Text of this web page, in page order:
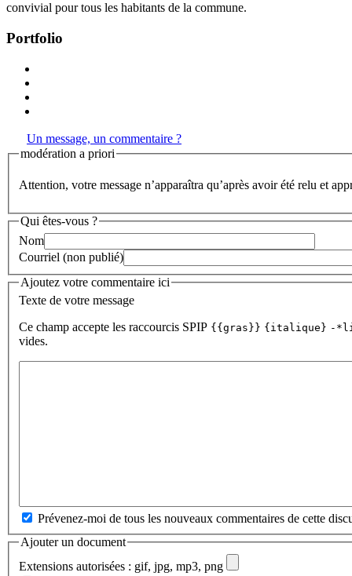
convivial pour tous les habitants de la commune.
Portfolio
Un message, un commentaire ?
modération a priori
Attention, votre message n’apparaîtra qu’après avoir été relu et
Qui êtes-vous ?
Nom
Courriel (non publié)
Ajoutez votre commentaire ici
Texte de votre message
Ce champ accepte les raccourcis SPIP {{gras}} {italique} -
vides.
Prévenez-moi de tous les nouveaux commentaires de cette
Ajouter un document
Extensions autorisées : gif, jpg, mp3, png